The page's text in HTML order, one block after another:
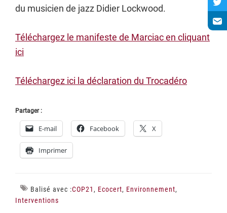
du musicien de jazz Didier Lockwood.
Téléchargez le manifeste de Marciac en cliquant
ici
Téléchargez ici la déclaration du Trocadéro
Partager :
E-mail Facebook X
Imprimer
Balisé avec :COP21 , Ecocert, Environnement,
Interventions